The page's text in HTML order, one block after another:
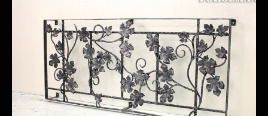
商品詳細を見るオーダーメイドする